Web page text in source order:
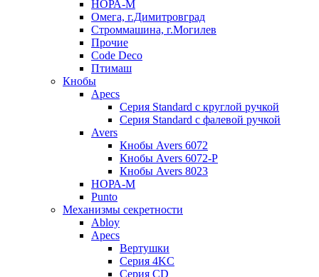
НОРА-М
Омега, г.Димитровград
Строммашина, г.Могилев
Прочие
Code Deco
Птимаш
Кнобы
Apecs
Серия Standard с круглой ручкой
Серия Standard с фалевой ручкой
Avers
Кнобы Avers 6072
Кнобы Avers 6072-P
Кнобы Avers 8023
НОРА-М
Punto
Механизмы секретности
Abloy
Apecs
Вертушки
Серия 4KC
Серия CD